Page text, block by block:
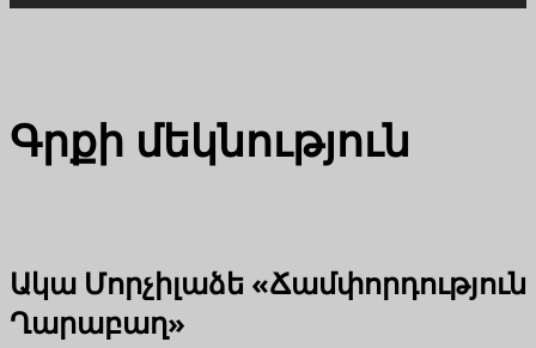
Գրքի մեկնություն
Ակա Մորչիլաձե «Ճամփորդություն
Ղարաբաղ»